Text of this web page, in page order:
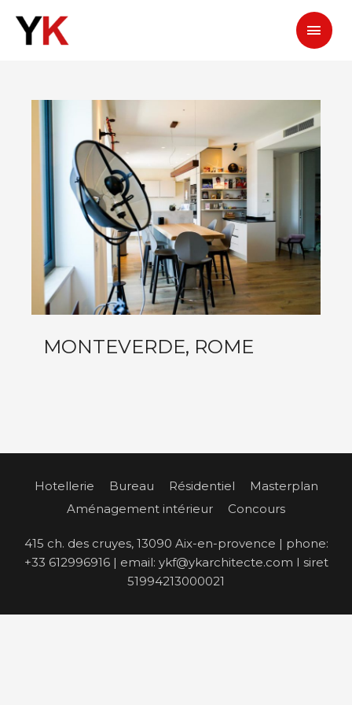
Menu
MONTEVERDE, ROME
Hotellerie Bureau Résidentiel
Masterplan
Aménagement intérieur
Concours
415 ch. des cruyes, 13090 Aix-en-provence | phone:
+33 612996916 | email: ykf@ykarchitecte.com I siret
51994213000021